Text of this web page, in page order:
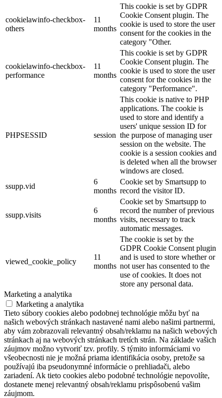
cookielawinfo-checkbox-
others
11
months
This cookie is set by GDPR
Cookie Consent plugin. The
cookie is used to store the user
consent for the cookies in the
category "Other.
cookielawinfo-checkbox-
performance
11
months
This cookie is set by GDPR
Cookie Consent plugin. The
cookie is used to store the user
consent for the cookies in the
category "Performance".
PHPSESSID session
This cookie is native to PHP
applications. The cookie is
used to store and identify a
users' unique session ID for
the purpose of managing user
session on the website. The
cookie is a session cookies and
is deleted when all the browser
windows are closed.
ssupp.vid
6
months
Cookie set by Smartsupp to
record the visitor ID.
ssupp.visits
6
months
Cookie set by Smartsupp to
record the number of previous
visits, necessary to track
automatic messages.
viewed_cookie_policy
11
months
The cookie is set by the
GDPR Cookie Consent plugin
and is used to store whether or
not user has consented to the
use of cookies. It does not
store any personal data.
Marketing a analytika
Marketing a analytika
Tieto súbory cookies alebo podobnej technológie môžu byť na
našich webových stránkach nastavené nami alebo našimi partnermi,
aby vám zobrazovali relevantný obsah/reklamu na našich webových
stránkach aj na webových stránkach tretích strán. Na základe vašich
záujmov možno vytvoriť tzv. profily. S týmito informáciami vo
všeobecnosti nie je možná priama identifikácia osoby, pretože sa
používajú iba pseudonymné informácie o prehliadači, alebo
zariadení. Ak tieto cookies alebo podobné technológie nepovolíte,
dostanete menej relevantný obsah/reklamu prispôsobenú vašim
záujmom.